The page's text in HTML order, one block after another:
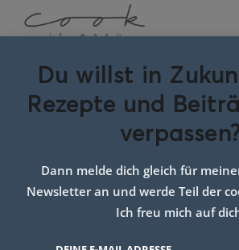
Suppe
machen
Du willst in
Rezepte und
Dann melde dich gleich für
Newsletter an und werde Teil der
Ich freu mich auf